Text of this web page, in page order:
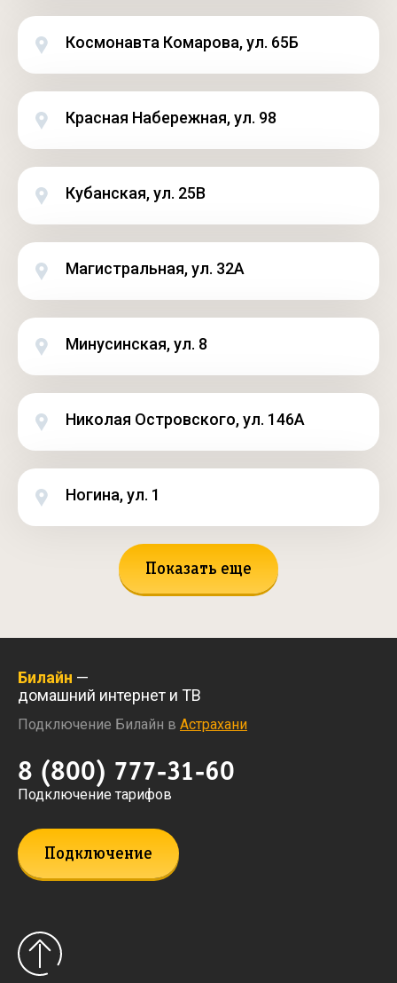
Космонавта Комарова, ул. 65Б
Красная Набережная, ул. 98
Кубанская, ул. 25В
Магистральная, ул. 32А
Минусинская, ул. 8
Николая Островского, ул. 146А
Ногина, ул. 1
Показать еще
Билайн —
домашний интернет и ТВ
Подключение Билайн в Астрахани
8 (800) 777-31-60
Подключение тарифов
Подключение